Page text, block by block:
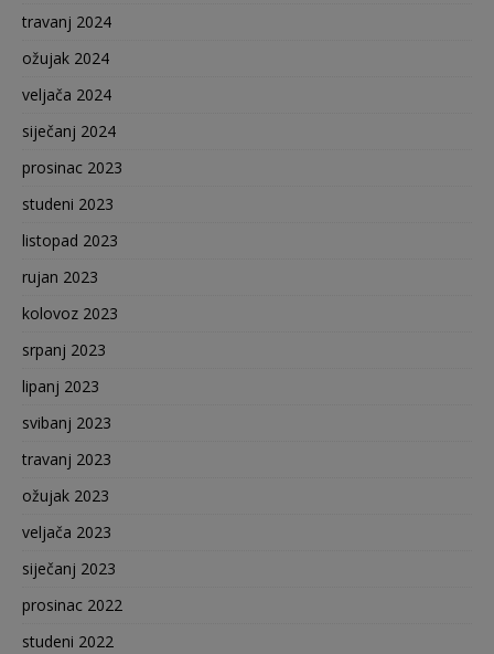
travanj 2024
ožujak 2024
veljača 2024
siječanj 2024
prosinac 2023
studeni 2023
listopad 2023
rujan 2023
kolovoz 2023
srpanj 2023
lipanj 2023
svibanj 2023
travanj 2023
ožujak 2023
veljača 2023
siječanj 2023
prosinac 2022
studeni 2022